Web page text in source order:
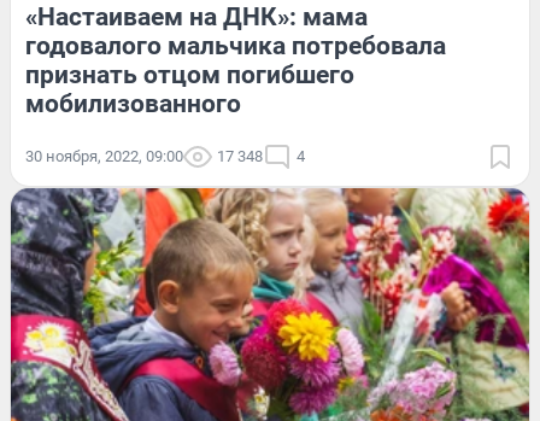
«Настаиваем на ДНК»: мама
годовалого мальчика потребовала
признать отцом погибшего
мобилизованного
30 ноября, 2022, 09:00 17 348 4